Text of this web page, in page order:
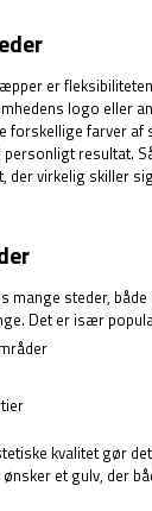
er
logo eller
forskellige farver
resultat.
der virkelig skiller
steder, både
Det er især
kvalitet gør
et gulv, der